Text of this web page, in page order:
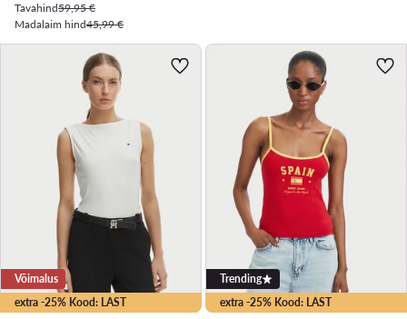
Tavahind59,95 €
Madalaim hind45,99 €
extra -25% Kood: LAST
Võimalus
extra -25% Kood: LAST
Trending